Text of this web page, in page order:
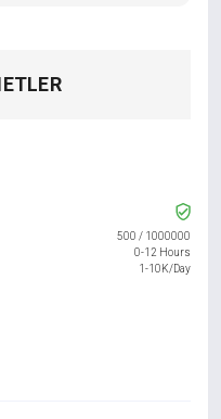
500 / 1000000
0-12 Hours
1-10K/Day